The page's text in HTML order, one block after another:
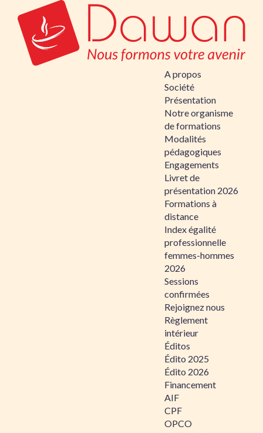
A propos
Société
Présentation
Notre organisme
de formations
Modalités
pédagogiques
Engagements
Livret de
présentation 2026
Formations à
distance
Index égalité
professionnelle
femmes-hommes
2026
Sessions
confirmées
Rejoignez nous
Règlement
intérieur
Éditos
Édito 2025
Édito 2026
Financement
AIF
CPF
OPCO